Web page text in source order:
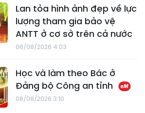
Lan tỏa hình ảnh đẹp về lực
lượng tham gia bảo vệ
ANTT ở cơ sở trên cả nước
08/08/2026 4:03
Học và làm theo Bác ở
Đảng bộ Công an tỉnh
08/08/2026 3:10